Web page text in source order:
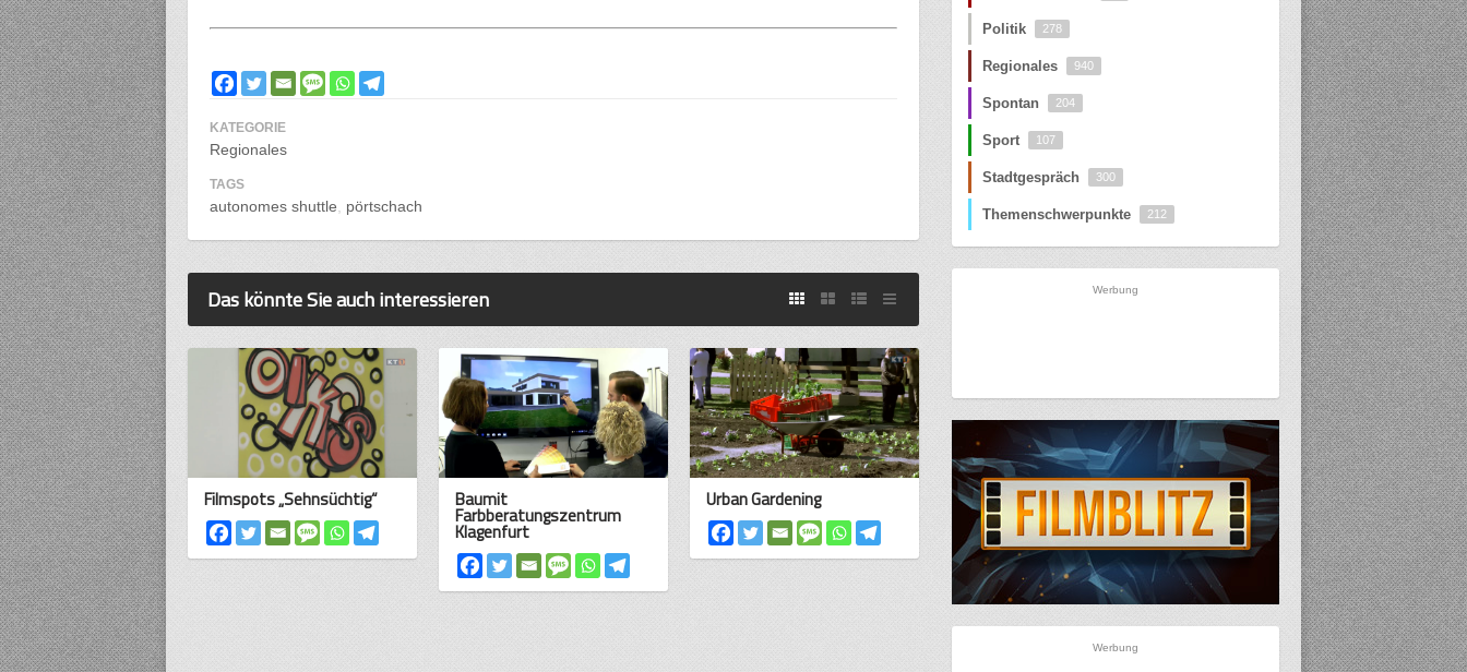
KATEGORIE
Regionales
TAGS
autonomes shuttle pörtschach
Das könnte Sie auch interessieren
Filmspots „Sehnsüchtig“ Baumit
Farbberatungszentrum
Klagenfurt
Urban Gardening
Politik 278
Regionales 940
Spontan 204
Sport 107
Stadtgespräch 300
Themenschwerpunkte 212
Werbung
Werbung